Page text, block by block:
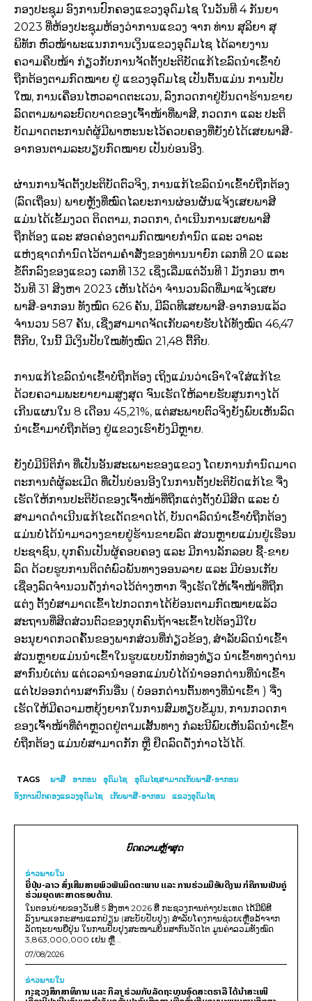
ກອງປະຊຸມ ອົງການປົກຄອງແຂວງອຸດົມໄຊ ໃນວັນທີ 4 ກັນຍາ
2023 ທີ່ຫ້ອງປະຊຸມຫ້ອງວ່າການແຂວງ ຈາກ ທ່ານ ສຸລິຍາ ສຸ
ພິທັກ ຫົວໜ້າພະແນກການເງິນແຂວງອຸດົມໄຊ ໄດ້ລາຍງານ
ຄວາມຄືບໜ້າ ກ່ຽວກັບການຈັດຕັ້ງປະຕິບັດແກ້ໄຂລົດນຳເຂົ້າບໍ່
ຖືກຕ້ອງຕາມກົດໝາຍ ຢູ່ ແຂວງອຸດົມໄຊ ເປັນຕົ້ນແມ່ນ ການປັບ
ໃໝ, ການເຄື່ອນໄຫວລາດຕະເວນ, ລົງກວດກາຢູ່ບັນດາຮ້ານຂາຍ
ລົດຕາມພາລະບົດບາດຂອງເຈົ້າໜ້າທີ່ພາສີ, ກວດກາ ແລະ ປະຕິ
ບັດມາດຕະການຕໍ່ຜູ້ມີພາຫະນະໄວ້ຄວບຄອງທີ່ຍັງບໍ່ໄດ້ເສຍພາສີ-
ອາກອນຕາມລະບຽບກົດໝາຍ ເປັນບ່ອນອີງ.
ຜ່ານການຈັດຕັ້ງປະຕິບັດຕົວຈິງ, ການແກ້​ໄຂ​ລົດ​ນຳ​ເຂົ້າ​ບໍ່​ຖືກ​ຕ້ອງ
(ລົດເຖື່ອນ) ພາຍຫຼັງທີ່ໝົດໄລຍະການຜ່ອນຜັນແຈ້ງເສຍພາສີ
ແມ່ນໄດ້ເຂັ້ມງວດ ຕິດຕາມ, ກວດກາ, ດຳເນີນການເສຍພາສີ
ຖືກຕ້ອງ ແລະ ສອດຄ່ອງຕາມກົດໝາຍກຳນົດ ແລະ ວາລະ
ແຫ່ງຊາດກຳນົດໄວ້ຕາມຄຳສັ່ງຂອງທ່ານນາຍົກ ເລກທີ 20 ແລະ
ຂໍ້ຕົກລົງຂອງແຂວງ ເລກທີ 132 ເຊິ່ງເລີ່ມແຕ່ວັນທີ 1 ມັງກອນ ຫາ
ວັນທີ 31 ສິງຫາ 2023 ເຫັນໄດ້ວ່າ ຈໍານວນລົດທີ່ມາແຈ້ງເສຍ
ພາສີ-ອາກອນ ທັງໝົດ 626 ຄັນ, ມີລົດທີເສຍພາສີ-ອາກອນແລ້ວ
ຈຳນວນ 587 ຄັນ, ເຊີ່ງສາມາດຈັດເກັບລາຍຮັບໄດ້ທັງໝົດ 46,47
ຕື້ກີບ, ໃນນີ້ ມີເງິນປັບໃໝທັງໝົດ 21,48 ຕື້ກີບ.
ການແກ້ໄຂລົດນຳເຂົ້າບໍ່ຖືກຕ້ອງ ເຖິງແມ່ນວ່າເອົາໃຈໃສ່ແກ້ໄຂ
ດ້ວຍຄວາມພະຍາຍາມສູງສຸດ ຈົນເຮັດໃຫ້ລາຍຮັບສູນກາງໄດ້
ເກີນແຜນໃນ 8 ເດືອນ 45,21%, ແຕ່ສະພາບຕົວຈິງຍັງພົບເຫັນລົດ
ນຳເຂົ້າມາບໍ່ຖືກຕ້ອງ ຢູ່ແຂວງເຮົາຍັງມີຫຼາຍ.
ຍັງບໍ່ມີນິຕິກຳ ທີ່ເປັນອັນສະເພາະຂອງແຂວງ ໂດຍການກຳນົດມາດ
ຕະການຕໍ່ຜູ້ລະເມີດ ທີ່ເປັນບ່ອນອີງໃນການຕັ້ງປະຕິບັດແກ້ໄຂ ຈື່ງ
ເຮັດໃຫ້ການປະຕິບັດຂອງເຈົ້າໜ້າທີ່ຖືກແຕ່ງຕັ້ງບໍ່ມີສິດ ແລະ ບໍ່
ສາມາດດຳເນີນແກ້ໄຂເດັດຂາດໄດ້, ບັນດາລົດນຳເຂົ້າບໍ່ຖືກຕ້ອງ
ແມ່ນບໍ່ໄດ້ນຳມາວາງຂາຍຢູ່ຮ້ານຂາຍລົດ ສ່ວນຫຼາຍແມ່ນຢູ່ເຮືອນ
ປະຊາຊົນ, ບຸກຄົນເປັນຜູ້ຄອບຄອງ ແລະ ມີການລັກລອບ ຊື້-ຂາຍ
ລົດ ດ້ວຍຮູບການຕິດຕໍ່ພົວພັນທາງອອນລາຍ ແລະ ມີບ່ອນເກັບ
ເຊື່ອງລົດຈໍານວນດັ່ງກ່າວໄວ້ຕ່າງຫາກ ຈື່ງເຮັດໃຫ້ເຈົ້າໜ້າທີ່ຖືກ
ແຕ່ງ ຕັ້ງບໍ່ສາມາດເຂົ້າໄປກວດກາໄດ້ຍ້ອນຕາມກົດໝາຍແລ້ວ
ສະຖານທີ່ສິດສ່ວນຕົວຂອງບຸກຄົນຖ້າຈະເຂົ້າໄປຕ້ອງມີໃບ
ອະນຸຍາດກວດຄົ້ນຂອງພາກສ່ວນທີ່ກ່ຽວຂ້ອງ, ສຳລັບລົດນຳເຂົ້າ
ສ່ວນຫຼາຍແມ່ນນຳເຂົ້າໃນຮູບແບບນັກທ່ອງທ່ຽວ ນຳເຂົ້າທາງດ່ານ
ສາກົນບໍ່ເຕ່ນ ແຕ່ເວລານຳອອກແມ່ນບໍ່ໄດ້ນຳອອກດ່ານທີ່ນຳເຂົ້າ
ແຕ່ໄປອອກດ່ານສາກົນອື່ນ ( ບໍ່ອອກດ່ານຕົ້ນທາງທີ່ນຳເຂົ້າ ) ຈື່ງ
ເຮັດໃຫ້ມີຄວາມຫຍຸ້ງຍາກໃນການສົມທຽບຂໍ້ມູນ, ການກວດກາ
ຂອງເຈົ້າໜ້າທີ່ຕຳຫຼວດຢູ່ຕາມເສັ້ນທາງ ກໍລະນີພົບເຫັນລົດນຳເຂົ້າ
ບໍ່ຖືກຕ້ອງ ແມ່ນບໍ່ສາມາດກັກ ຫຼື ຢຶດລົດດັ່ງກ່າວໄວ້ໄດ້.
TAGS ພາສີ ອາກອນ ອຸດົມໄຊ
ອຸດົມໄຊສາມາດເກັບພາສີ-ອາກອນ
ອົງການປົກຄອງແຂວງອຸດົມໄຊ
ເກັບພາສີ-ອາກອນ ແຂວງອຸດົມໄຊ
ບົດຄວາມຫຼ້າສຸດ
ຂ່າວພາຍ​ໃນ
ຍີ່ປຸ່ນ-ລາວ ສົ່ງເສີມສາຍພົວພັນມິດຕະພາບ ແລະ ການຮ່ວມມືອັນດີງາມ ກໍຄືການເປັນຄູ່
ຮ່ວມຍຸດທະສາດຮອບດ້ານ.
ໃນຕອນບ່າຍຂອງວັນທີ 5 ສິງຫາ 2026 ທີ່ ກະຊວງການຕ່າງປະເທດ ໄດ້ມີພິທີ
ລົງນາມເອກະສານແລກປ່ຽນ (ສະບັບປັບປຸງ) ສໍາລັບໂຄງການຊ່ວຍເຫຼືອລ້າຈາກ
ລັດຖະບານຍີ່ປຸ່ນ ໃນການປັບປຸງສະໜາມບິນສາກົນວັດໄຕ ມູນຄ່າລວມທັງໝົດ
3,863,000,000 ເຢນ ຫຼື...
07/08/2026
ຂ່າວພາຍ​ໃນ
ກະຊວງສຶກສາທິການ ແລະ ກິລາ ຮ່ວມກັບລັດຖະບານອົດສະຕຣາລີ ໄດ້ນຳສະເໜີ